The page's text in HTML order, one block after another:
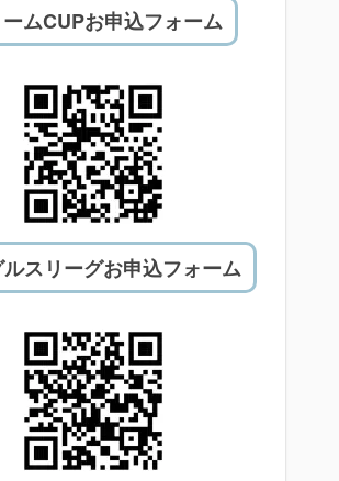
ームCUPお申込フォーム
ルスリーグお申込フォーム